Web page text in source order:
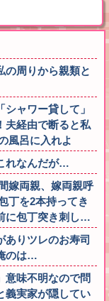
の周りから親類と
ャワー貸して」
夫経由で断ると私
風呂に入れよ
れなんだが…
嫁両親、嫁両親呼
丁を2本持ってき
に包丁突き刺し…
ありツレのお寿司
のは…
意味不明なので問
義実家が隠してい